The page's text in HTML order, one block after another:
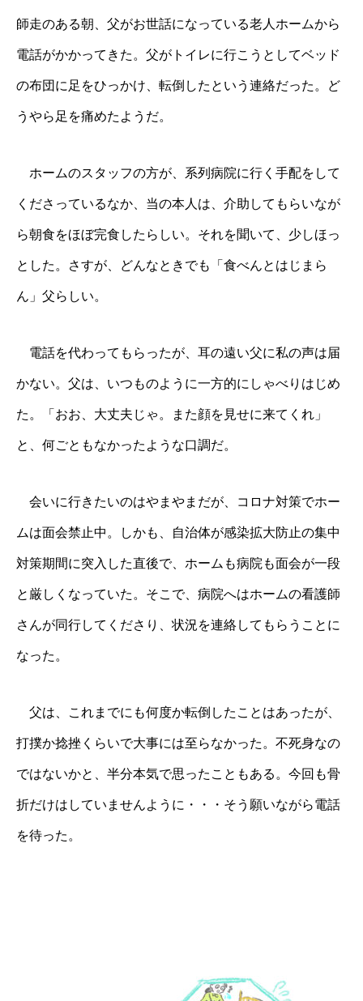
師走のある朝、父がお世話になっている老人ホームから
電話がかかってきた。父がトイレに行こうとしてベッド
の布団に足をひっかけ、転倒したという連絡だった。ど
うやら足を痛めたようだ。
ホームのスタッフの方が、系列病院に行く手配をして
くださっているなか、当の本人は、介助してもらいなが
ら朝食をほぼ完食したらしい。それを聞いて、少しほっ
とした。さすが、どんなときでも「食べんとはじまら
ん」父らしい。
電話を代わってもらったが、耳の遠い父に私の声は届
かない。父は、いつものように一方的にしゃべりはじめ
た。「おお、大丈夫じゃ。また顔を見せに来てくれ」
と、何ごともなかったような口調だ。
会いに行きたいのはやまやまだが、コロナ対策でホー
ムは面会禁止中。しかも、自治体が感染拡大防止の集中
対策期間に突入した直後で、ホームも病院も面会が一段
と厳しくなっていた。そこで、病院へはホームの看護師
さんが同行してくださり、状況を連絡してもらうことに
なった。
父は、これまでにも何度か転倒したことはあったが、
打撲か捻挫くらいで大事には至らなかった。不死身なの
ではないかと、半分本気で思ったこともある。今回も骨
折だけはしていませんように・・・そう願いながら電話
を待った。